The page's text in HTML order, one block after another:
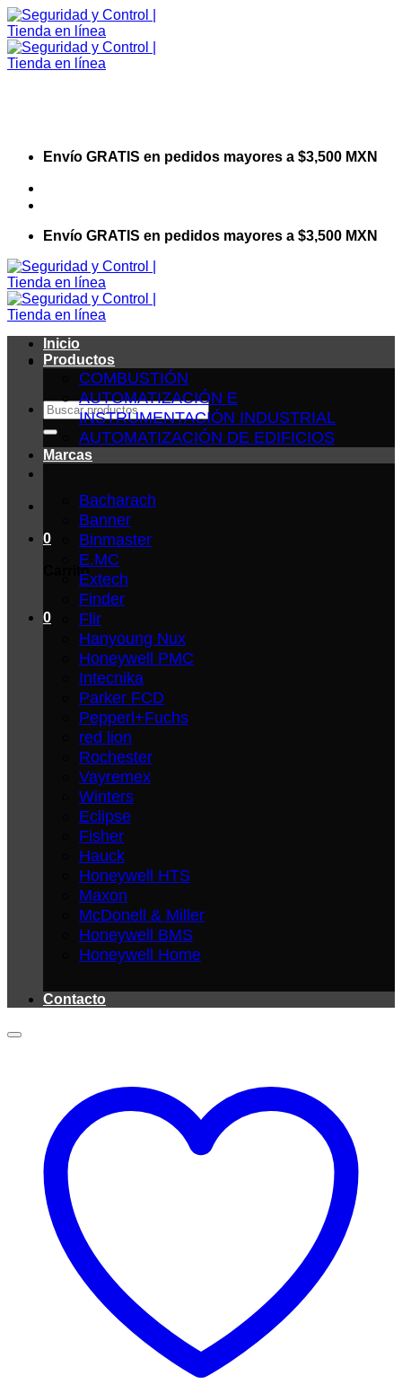
Saltar
al
contenido
Envío GRATIS en pedidos mayores a $3,500 MXN
Envío GRATIS en pedidos mayores a $3,500 MXN
Buscar
por:
0
Carrito
0
Inicio
Productos
COMBUSTIÓN
AUTOMATIZACIÓN E
INSTRUMENTACIÓN INDUSTRIAL
AUTOMATIZACIÓN DE EDIFICIOS
Marcas
Bacharach
Banner
Binmaster
E.MC
Extech
Finder
Flir
Hanyoung Nux
Honeywell PMC
Intecnika
Parker FCD
Pepperl+Fuchs
red lion
Rochester
Vayremex
Winters
Eclipse
Fisher
Hauck
Honeywell HTS
Maxon
McDonell & Miller
Honeywell BMS
Honeywell Home
Contacto